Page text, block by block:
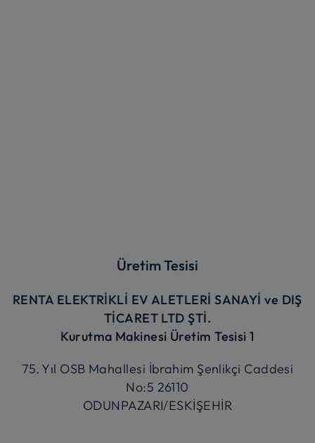
Üretim Tesisi
RENTA ELEKTRİKLİ EV ALETLERİ SANAYİ ve DIŞ
TİCARET LTD ŞTİ.
Kurutma Makinesi Üretim Tesisi 1
75. Yıl OSB Mahallesi İbrahim Şenlikçi Caddesi
No:5 26110
ODUNPAZARI/ESKİŞEHİR